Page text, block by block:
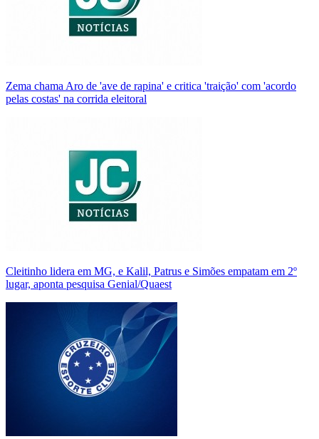
Zema chama Aro de 'ave de rapina' e critica 'traição' com 'acordo
pelas costas' na corrida eleitoral
Cleitinho lidera em MG, e Kalil, Patrus e Simões empatam em 2º
lugar, aponta pesquisa Genial/Quaest